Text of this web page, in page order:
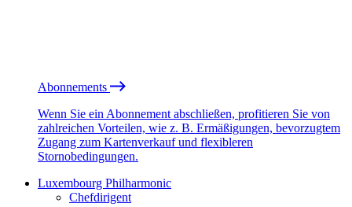
Abonnements
Wenn Sie ein Abonnement abschließen, profitieren Sie von
zahlreichen Vorteilen, wie z. B. Ermäßigungen, bevorzugtem
Zugang zum Kartenverkauf und flexibleren
Stornobedingungen.
Luxembourg Philharmonic
Chefdirigent